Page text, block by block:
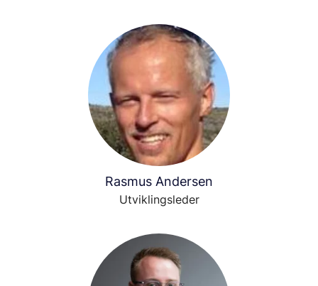
Rasmus Andersen
Utviklingsleder